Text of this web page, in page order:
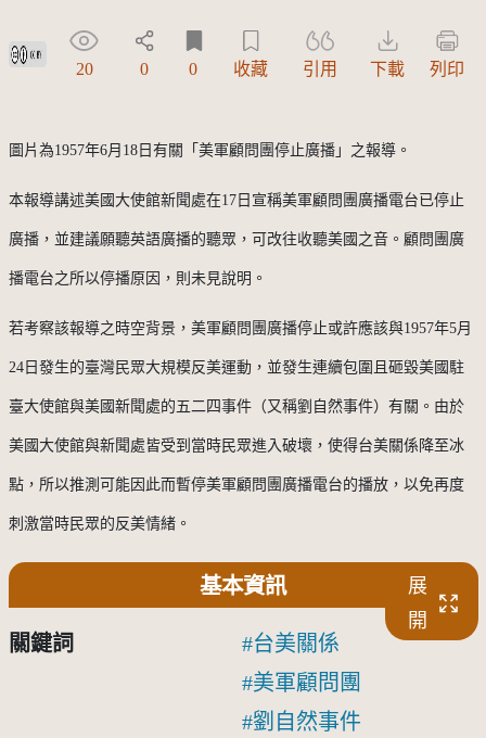
創用CC姓名標示 3.0 台灣及其後版本(CC BY 3.0 TW +)
20 0 0 收藏 引用 下載 列印
圖片為1957年6月18日有關「美軍顧問團停止廣播」之報導。
本報導講述美國大使館新聞處在17日宣稱美軍顧問團廣播電台已停止
廣播，並建議願聽英語廣播的聽眾，可改往收聽美國之音。顧問團廣
播電台之所以停播原因，則未見說明。
若考察該報導之時空背景，美軍顧問團廣播停止或許應該與1957年5月
24日發生的臺灣民眾大規模反美運動，並發生連續包圍且砸毀美國駐
臺大使館與美國新聞處的五二四事件（又稱劉自然事件）有關。由於
美國大使館與新聞處皆受到當時民眾進入破壞，使得台美關係降至冰
點，所以推測可能因此而暫停美軍顧問團廣播電台的播放，以免再度
刺激當時民眾的反美情緒。
基本資訊
展
開
關鍵詞
台美關係
美軍顧問團
劉自然事件